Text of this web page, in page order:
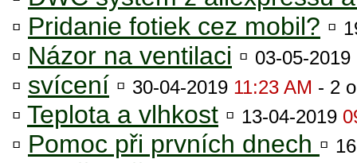
▫ Pridanie fotiek cez mobil? ▫
▫ Názor na ventilaci ▫ 03-05-2019
▫ svícení ▫ 30-04-2019 11:23 AM - 2
▫ Teplota a vlhkost ▫ 13-04-2019
▫ Pomoc při prvních dnech ▫